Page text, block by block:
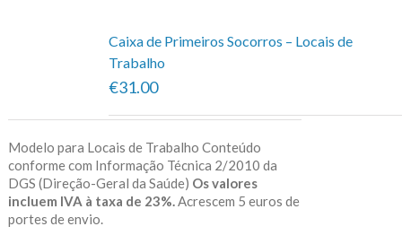
Caixa de Primeiros Socorros – Locais de
Trabalho
€31.00
Modelo para Locais de Trabalho Conteúdo
conforme com Informação Técnica 2/2010 da
DGS (Direção-Geral da Saúde) Os valores
incluem IVA à taxa de 23%. Acrescem 5 euros de
portes de envio.